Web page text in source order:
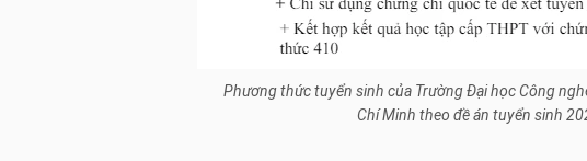
Phương thức tuyển sinh của Trường Đại học Công
Chí Minh theo đề án tuyển sinh